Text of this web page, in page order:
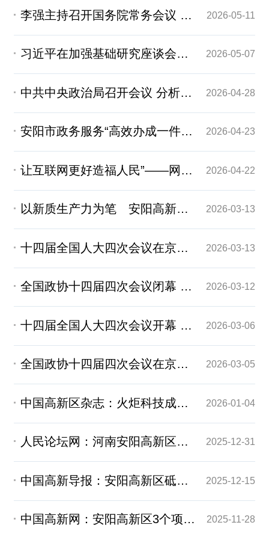
李强主持召开国务院常务会议 学习贯彻习近平总书记有关重要讲话精神 2026-05-11
习近平在加强基础研究座谈会上强调：以更大力度更实举措加强基础研究 进一步打牢科技强国建设根基 2026-05-07
中共中央政治局召开会议 分析研究当前经济形势和经济工作 中共中央总书记习近平主持会议 2026-04-28
安阳市政务服务“高效办成一件事” 办事更便捷 发展更顺畅 扎根更安心 ——安阳高新区政务服务改革、打造一流营商环境工作亮点撷英 2026-04-23
让互联网更好造福人民”——网络强国建设向纵深推进 2026-04-22
以新质生产力为笔 安阳高新区绘制转型升级新画卷 2026-03-13
十四届全国人大四次会议在京闭幕 2026-03-13
全国政协十四届四次会议闭幕 习近平等出席 2026-03-12
十四届全国人大四次会议开幕 习近平等在主席台就座 2026-03-06
全国政协十四届四次会议在京开幕 习近平等党和国家领导人到会祝贺 2026-03-05
中国高新区杂志：火炬科技成果直通车“驶入”安阳 五项产学研合作项目成功签约 2026-01-04
人民论坛网：河南安阳高新区奋力打造区域创新增长极 2025-12-31
中国高新导报：安阳高新区砥砺奋进打造区域创新增长极 2025-12-15
中国高新网：安阳高新区3个项目入选河南省中央引导地方科技发展资金拟支持项目 2025-11-28